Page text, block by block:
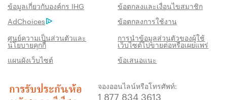
ข้อมูลเกี่ยวกับองค์กร IHG
ข้อตกลงและเงื่อนไขสมาชิก
AdChoices
ข้อตกลงการใช้งาน
ศูนย์ความเป็นส่วนตัวและ
นโยบายคุกกี้
การนำข้อมูลส่วนตัวของผู้ใช้
เว็บไซต์ไปขายต่อหรือเผยแพร่
แผนผังเว็บไซต์
ข้อเสนอแนะ
จองออนไลน์หรือโทรศัพท์:
1 877 834 3613
สิทธิประโชน์เมื่อจองกับเรา
การรับประกันห้องพักราคาดีที่สุด
เราสัญญาว่าคุณจะได้รับราคาต่ำที่สุดทาง
ออนไลน์ มิฉะนั้น เราจะปรับให้ตรงกับราคาที่ถูก
กว่า พร้อมให้คะแนน IHG® One Rewards แก่
รับประกันการจองทางออนไลน์